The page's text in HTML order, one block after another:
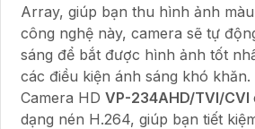
Array, giúp bạn thu hình ảnh
công nghệ này, camera sẽ tự
sáng để bắt được hình ảnh tốt
các điều kiện ánh sáng khó khăn.
Camera HD VP-234AHD/TVI/CVI
dạng nén H.264, giúp bạn tiết